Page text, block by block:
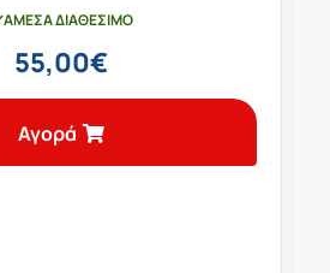
ΆΜΕΣΑ ΔΙΑΘΈΣΙΜΟ
55,00€
Αγορά